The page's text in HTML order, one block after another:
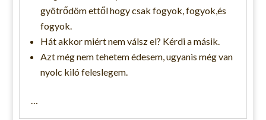
gyötrődöm ettől hogy csak fogyok, fogyok,és
fogyok.
Hát akkor miért nem válsz el? Kérdi a másik.
Azt még nem tehetem édesem, ugyanis még van
nyolc kiló feleslegem.
…